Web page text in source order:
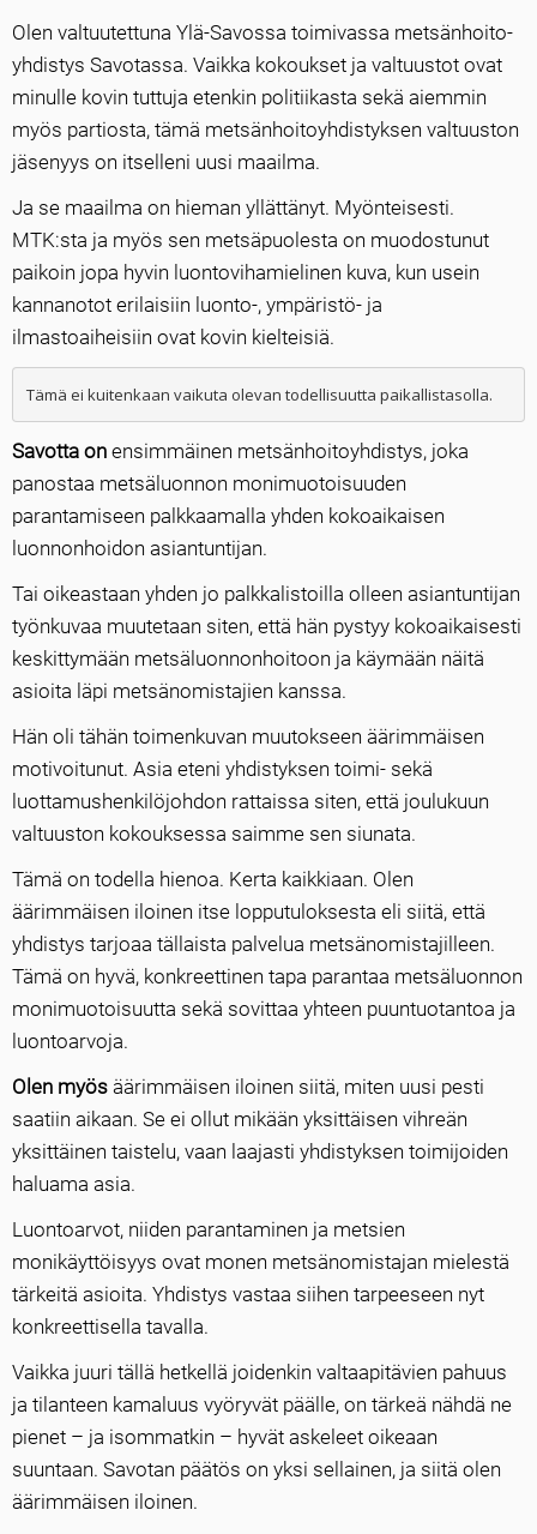
Olen valtuutettuna Ylä-Savossa toimivassa metsänhoito­
yhdistys Savotassa. Vaikka kokoukset ja valtuustot ovat
minulle kovin tuttuja etenkin politiikasta sekä aiemmin
myös partiosta, tämä metsänhoitoyhdistyksen valtuuston
jäsenyys on itselleni uusi maailma.
Ja se maailma on hieman yllättänyt. Myönteisesti.
MTK:sta ja myös sen metsäpuolesta on muodostunut
paikoin jopa hyvin luontovihamielinen kuva, kun usein
kannanotot erilaisiin luonto-, ympäristö- ja
ilmastoaiheisiin ovat kovin kielteisiä.
Tämä ei kuitenkaan vaikuta olevan todellisuutta paikallistasolla.
Savotta on ensimmäinen metsänhoitoyhdistys, joka
panostaa metsäluonnon monimuotoisuuden
parantamiseen palkkaamalla yhden kokoaikaisen
luonnonhoidon asiantuntijan.
Tai oikeastaan yhden jo palkkalistoilla olleen asiantuntijan
työnkuvaa muutetaan siten, että hän pystyy kokoaikaisesti
keskittymään metsäluonnonhoitoon ja käymään näitä
asioita läpi metsänomistajien kanssa.
Hän oli tähän toimenkuvan muutokseen äärimmäisen
motivoitunut. Asia eteni yhdistyksen toimi- sekä
luottamushenkilöjohdon rattaissa siten, että joulukuun
valtuuston kokouksessa saimme sen siunata.
Tämä on todella hienoa. Kerta kaikkiaan. Olen
äärimmäisen iloinen itse lopputuloksesta eli siitä, että
yhdistys tarjoaa tällaista palvelua metsänomistajilleen.
Tämä on hyvä, konkreettinen tapa parantaa metsäluonnon
monimuotoisuutta sekä sovittaa yhteen puuntuotantoa ja
luontoarvoja.
Olen myös äärimmäisen iloinen siitä, miten uusi pesti
saatiin aikaan. Se ei ollut mikään yksittäisen vihreän
yksittäinen taistelu, vaan laajasti yhdistyksen toimijoiden
haluama asia.
Luontoarvot, niiden parantaminen ja metsien
monikäyttöisyys ovat monen metsänomistajan mielestä
tärkeitä asioita. Yhdistys vastaa siihen tarpeeseen nyt
konkreettisella tavalla.
Vaikka juuri tällä hetkellä joidenkin valtaapitävien pahuus
ja tilanteen kamaluus vyöryvät päälle, on tärkeä nähdä ne
pienet – ja isommatkin – hyvät askeleet oikeaan
suuntaan. Savotan päätös on yksi sellainen, ja siitä olen
äärimmäisen iloinen.